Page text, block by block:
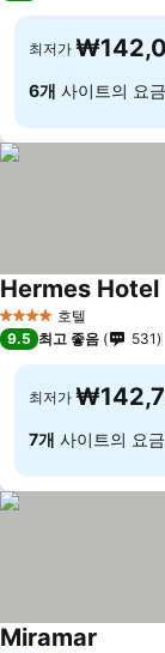
최저가
6개 사이트의 요
4 성급 호텔
Hermes Hotel
9.5 최고 좋음 531
최저가
7개 사이트의 요
Miramar